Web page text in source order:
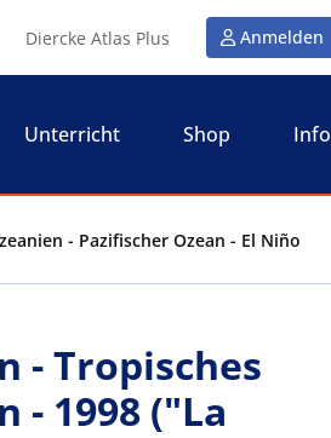
Diercke Atlas Plus Anmelden
Unterricht Shop Info
- Pazifischer Ozean - El Niño
- Tropisches
- 1998 ("La